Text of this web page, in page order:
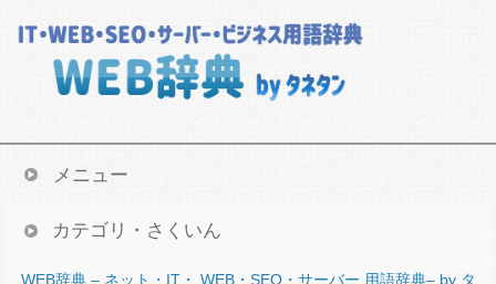
メニュー
カテゴリ・さくいん
WEB辞典 – ネット・IT・ WEB・SEO・サーバー 用語辞典– by タ